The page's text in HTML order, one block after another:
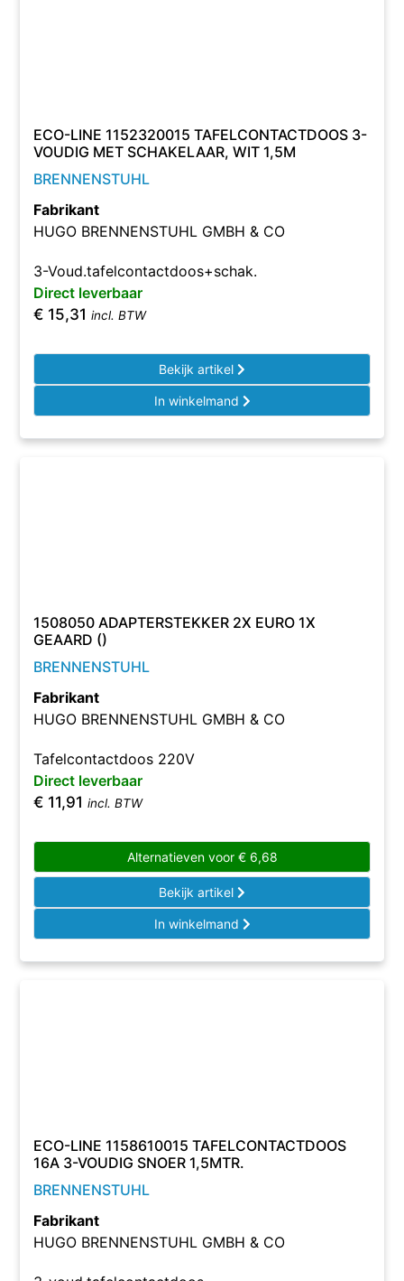
ECO-LINE 1152320015 TAFELCONTACTDOOS 3-
VOUDIG MET SCHAKELAAR, WIT 1,5M
BRENNENSTUHL
Fabrikant
HUGO BRENNENSTUHL GMBH & CO
3-Voud.tafelcontactdoos+schak.
Direct leverbaar
€ 15,31 incl. BTW
Bekijk artikel
In winkelmand
1508050 ADAPTERSTEKKER 2X EURO 1X
GEAARD ()
BRENNENSTUHL
Fabrikant
HUGO BRENNENSTUHL GMBH & CO
Tafelcontactdoos 220V
Direct leverbaar
€ 11,91 incl. BTW
Alternatieven voor €6,68
Bekijk artikel
In winkelmand
ECO-LINE 1158610015 TAFELCONTACTDOOS
16A 3-VOUDIG SNOER 1,5MTR.
BRENNENSTUHL
Fabrikant
HUGO BRENNENSTUHL GMBH & CO